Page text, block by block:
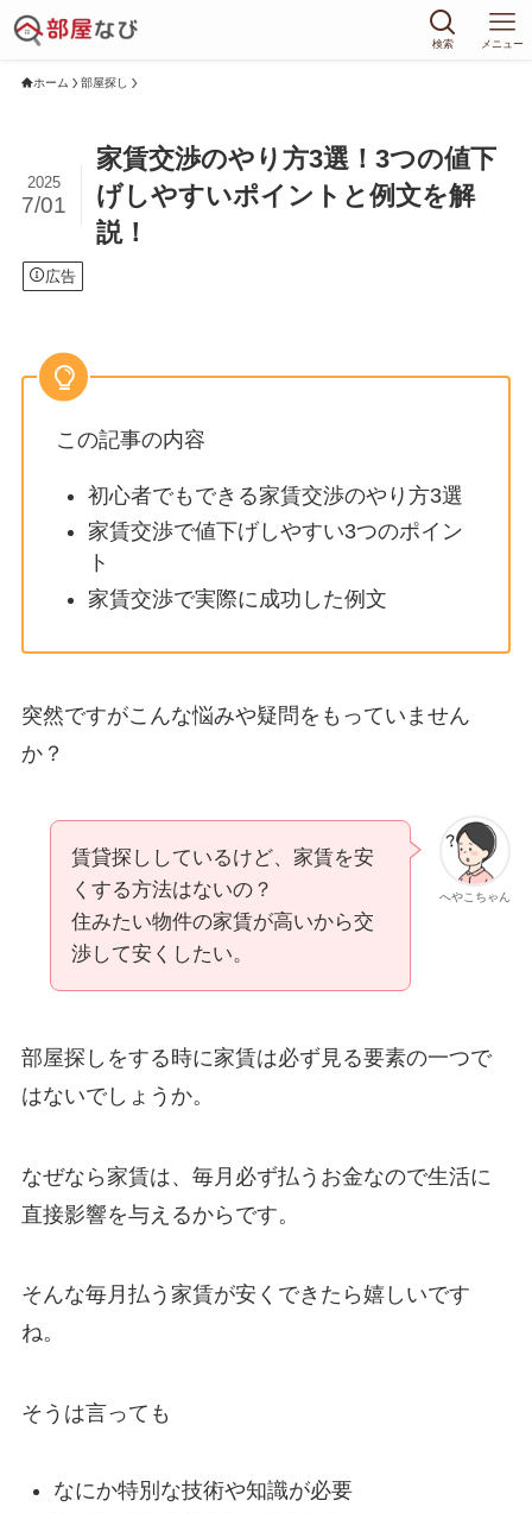
検索 メニュー
ホーム 部屋探し
家賃交渉のやり方3選！3つの値下
げしやすいポイントと例文を解
説！
2025
7/01
広告
この記事の内容
初心者でもできる家賃交渉のやり方3選
家賃交渉で値下げしやすい3つのポイン
ト
家賃交渉で実際に成功した例文
突然ですがこんな悩みや疑問をもっていません
か？
へやこちゃん
賃貸探ししているけど、家賃を安
くする方法はないの？
住みたい物件の家賃が高いから交
渉して安くしたい。
部屋探しをする時に家賃は必ず見る要素の一つで
はないでしょうか。
なぜなら家賃は、毎月必ず払うお金なので生活に
直接影響を与えるからです。
そんな毎月払う家賃が安くできたら嬉しいです
ね。
そうは言っても
なにか特別な技術や知識が必要